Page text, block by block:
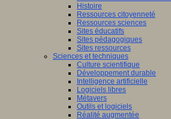
Histoire
Ressources citoyenneté
Ressources sciences
Sites éducatifs
Sites pédagogiques
Sites ressources
Sciences et techniques
Culture scientifique
Développement durable
Intelligence artificielle
Logiciels libres
Métavers
Outils et logiciels
Réalité augmentée